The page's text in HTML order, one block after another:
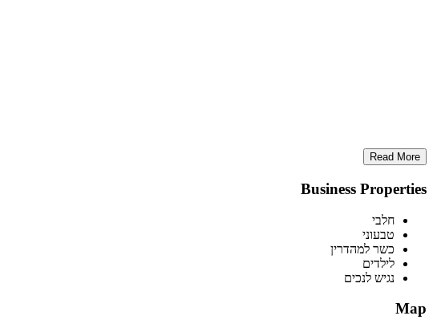
Read More
Business Properties
חלבי
טבעוני
כשר למהדרין
לילדים
נגיש לנכים
Map